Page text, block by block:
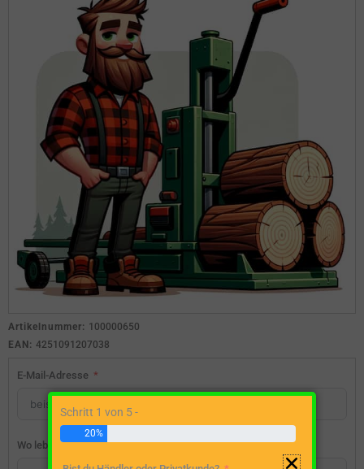
Artikelnummer: 100000650
EAN: 4251091207038
E-Mail-Adresse
Wo lebst du?
Schritt 1 von 5 -
20%